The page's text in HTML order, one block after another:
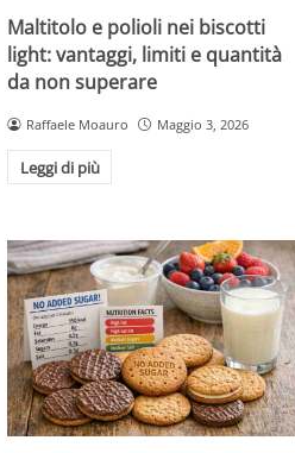
Maltitolo e polioli nei biscotti
light: vantaggi, limiti e quantità
da non superare
Raffaele Moauro Maggio 3, 2026
Leggi di più